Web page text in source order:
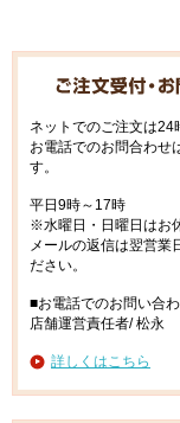
ネットでのご注文は24
お電話でのお問合わせ
す。
平日9時～17時
※水曜日・日曜日はお
メールの返信は翌営業
ださい。
■お電話でのお問い合
店舗運営責任者/ 松永
詳しくはこちら